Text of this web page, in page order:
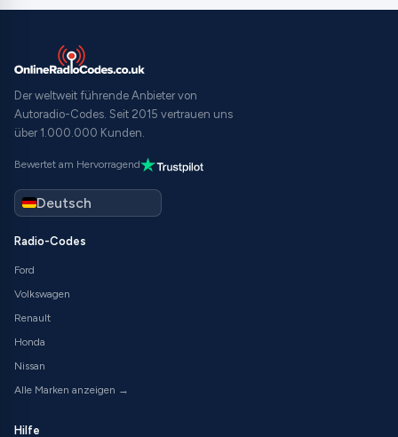
Der weltweit führende Anbieter von
Autoradio-Codes. Seit 2015 vertrauen uns
über 1.000.000 Kunden.
Bewertet am Hervorragend
Radio-Codes
Ford
Volkswagen
Renault
Honda
Nissan
Alle Marken anzeigen →
Hilfe